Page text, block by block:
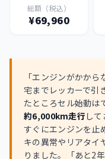
総額（税込）
¥69,960
「エンジンがかか
宅までレッカーで引
たところセル始動は
約6,000km走行 し
すぐにエンジンを止
キの異常やリアタイ
りました。「あと2